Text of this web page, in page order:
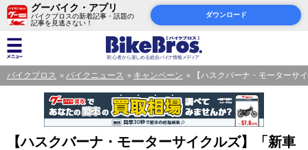
グーバイク・アプリ
バイクブロスの新着記事・話題の
記事を見逃さない！
ダウンロード
バイクブロス バイクニュース キャンペーン 【ハスクバーナ・モーターサ
【ハスクバーナ・モーターサイクルズ】「新車